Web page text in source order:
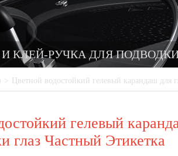
КЛЕЙ-РУЧКА ДЛЯ
> Цветной водостойкий гелевый карандаш для
гелевый
глаз Частный Этикетка